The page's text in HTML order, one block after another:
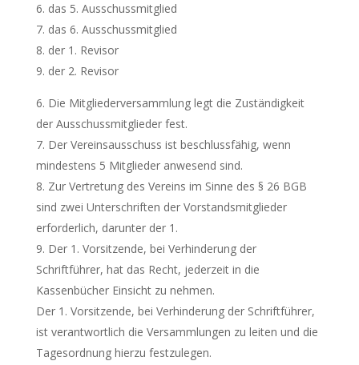
das 5. Ausschussmitglied
das 6. Ausschussmitglied
der 1. Revisor
der 2. Revisor
Die Mitgliederversammlung legt die Zuständigkeit
der Ausschussmitglieder fest.
Der Vereinsausschuss ist beschlussfähig, wenn
mindestens 5 Mitglieder anwesend sind.
Zur Vertretung des Vereins im Sinne des § 26 BGB
sind zwei Unterschriften der Vorstandsmitglieder
erforderlich, darunter der 1.
Der 1. Vorsitzende, bei Verhinderung der
Schriftführer, hat das Recht, jederzeit in die
Kassenbücher Einsicht zu nehmen.
Der 1. Vorsitzende, bei Verhinderung der Schriftführer,
ist verantwortlich die Versammlungen zu leiten und die
Tagesordnung hierzu festzulegen.